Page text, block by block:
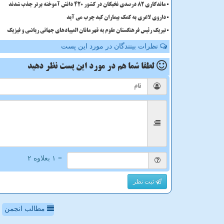
ماندگاری 82 درصدی نخبگان در کشور 420 دانش آموخته برتر جذب شدند
داروی لاغری به کمک بیماران کبد چرب می آید
تبریک رئیس فرهنگستان علوم به قهرمانان المپیادهای جهانی ریاضی و فیزیک
نظرات بینندگان در مورد این پست
لطفا شما هم در مورد این پست نظر دهید
= ۱ بعلاوه ۲
ثبت نظر
مطالب انجمن